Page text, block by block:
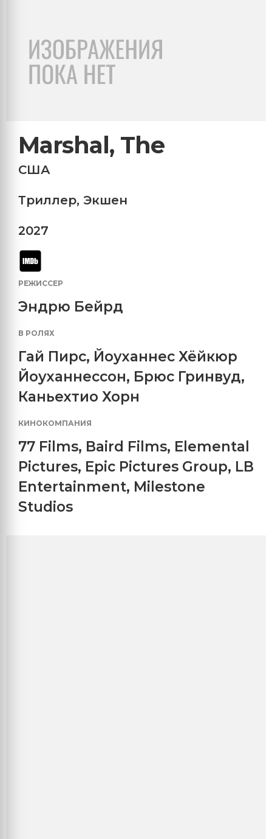
Marshal, The
США
Триллер, Экшен
2027
РЕЖИССЕР
Эндрю Бейрд
В РОЛЯХ
Гай Пирс, Йоуханнес Хёйкюр
Йоуханнессон, Брюс Гринвуд,
Каньехтио Хорн
КИНОКОМПАНИЯ
77 Films, Baird Films, Elemental
Pictures, Epic Pictures Group, LB
Entertainment, Milestone
Studios